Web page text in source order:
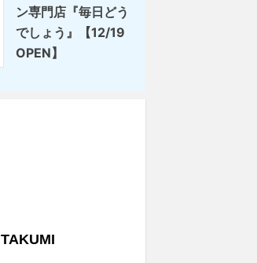
ン専門店『毎日どう
でしょう』【12/19
OPEN】
TAKUMI